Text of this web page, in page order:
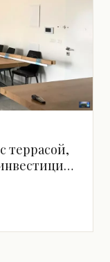
террасой,
класс,
на море,